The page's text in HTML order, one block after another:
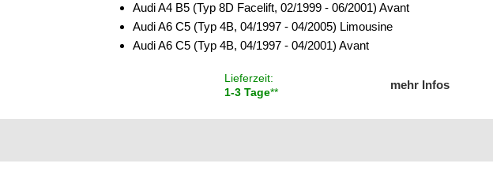
Audi A4 B5 (Typ 8D Facelift, 02/1999 - 06/2001) Avant
Audi A6 C5 (Typ 4B, 04/1997 - 04/2005) Limousine
Audi A6 C5 (Typ 4B, 04/1997 - 04/2001) Avant
Lieferzeit:
1-3 Tage**
mehr Infos